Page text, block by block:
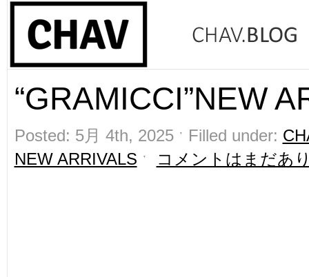
“GRAMICCI”NEW
Posted: 5月 4th, 2025 ˑ Filled under:
NEW ARRIVALS ˑ コメントはまだあ